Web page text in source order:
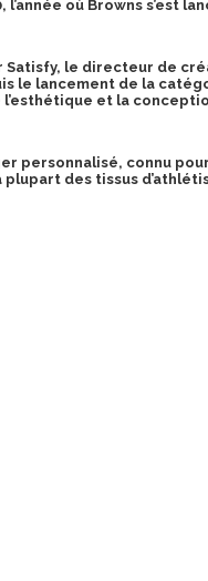
où Browns s’est
le directeur de
le lancement de la
et la
personnalisé, connu
plupart des tissus